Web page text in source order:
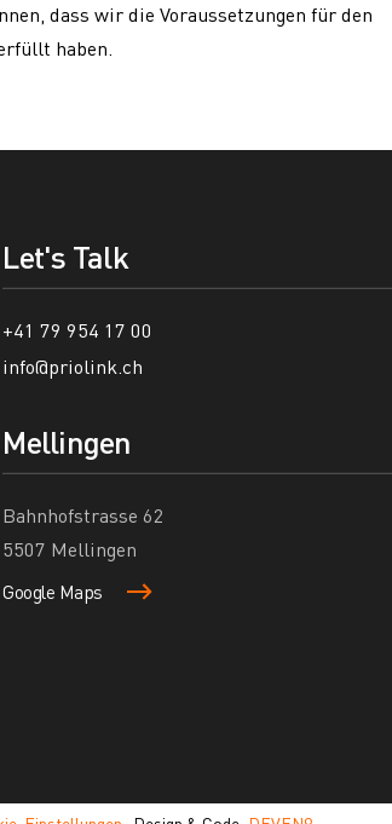
dass wir die Voraussetzungen für den
haben.
Let's Talk
+41 79 954 17 00
info@priolink.ch
Mellingen
Bahnhofstrasse 62
5507 Mellingen
Google Maps